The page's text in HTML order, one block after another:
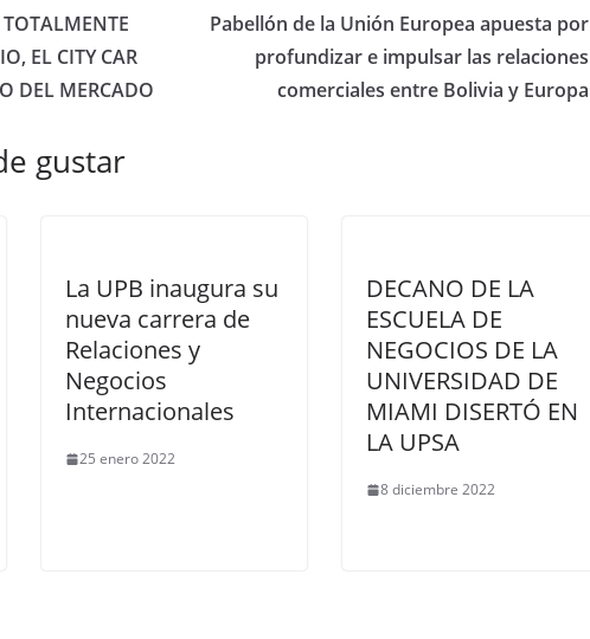
EL CITY CAR
DEL MERCADO
Pabellón de la Unión Europea apuesta por
profundizar e impulsar las relaciones
comerciales entre Bolivia y Europa
gustar
La UPB inaugura su
nueva carrera de
Relaciones y
Negocios
Internacionales
25 enero 2022
DECANO DE LA
ESCUELA DE
NEGOCIOS DE LA
UNIVERSIDAD DE
MIAMI DISERTÓ EN
LA UPSA
8 diciembre 2022